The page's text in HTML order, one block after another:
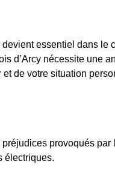
essentiel dans le
d’Arcy nécessite une
de votre situation
provoqués par
électriques.